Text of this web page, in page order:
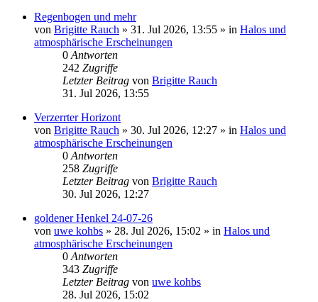
Regenbogen und mehr
von Brigitte Rauch » 31. Jul 2026, 13:55 » in Halos und
atmosphärische Erscheinungen
0 Antworten
242 Zugriffe
Letzter Beitrag von Brigitte Rauch
31. Jul 2026, 13:55
Verzerrter Horizont
von Brigitte Rauch » 30. Jul 2026, 12:27 » in Halos und
atmosphärische Erscheinungen
0 Antworten
258 Zugriffe
Letzter Beitrag von Brigitte Rauch
30. Jul 2026, 12:27
goldener Henkel 24-07-26
von uwe kohbs » 28. Jul 2026, 15:02 » in Halos und
atmosphärische Erscheinungen
0 Antworten
343 Zugriffe
Letzter Beitrag von uwe kohbs
28. Jul 2026, 15:02